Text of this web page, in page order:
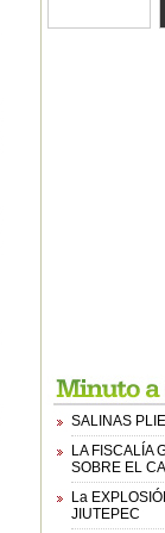
SALINAS
LA FISCALÍA
SOBRE EL
La
JIUTEPEC